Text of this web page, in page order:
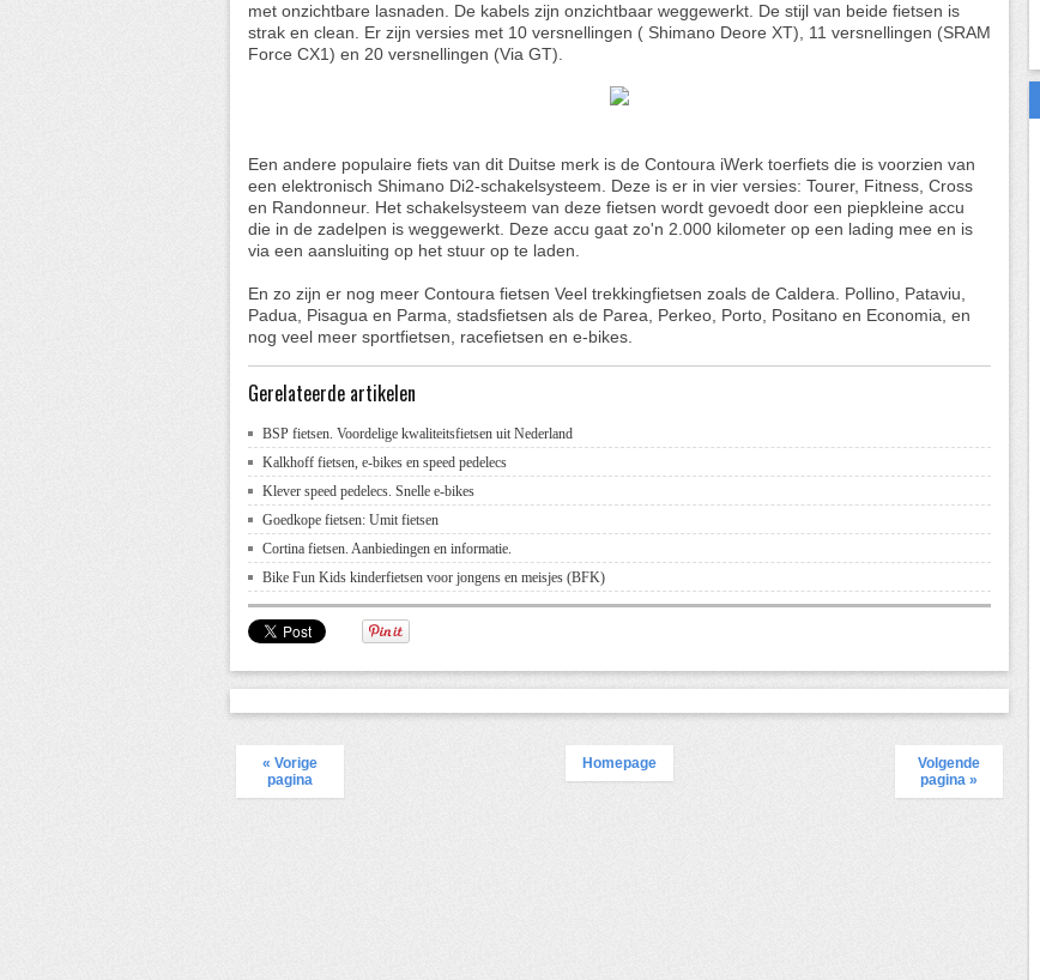
met onzichtbare lasnaden. De kabels zijn onzichtbaar weggewerkt. De stijl van beide fietsen is
strak en clean. Er zijn versies met 10 versnellingen ( Shimano Deore XT), 11 versnellingen (SRAM
Force CX1) en 20 versnellingen (Via GT).
Een andere populaire fiets van dit Duitse merk is de Contoura iWerk toerfiets die is voorzien van
een elektronisch Shimano Di2-schakelsysteem. Deze is er in vier versies: Tourer, Fitness, Cross
en Randonneur. Het schakelsysteem van deze fietsen wordt gevoedt door een piepkleine accu
die in de zadelpen is weggewerkt. Deze accu gaat zo'n 2.000 kilometer op een lading mee en is
via een aansluiting op het stuur op te laden.
En zo zijn er nog meer Contoura fietsen Veel trekkingfietsen zoals de Caldera. Pollino, Pataviu,
Padua, Pisagua en Parma, stadsfietsen als de Parea, Perkeo, Porto, Positano en Economia, en
nog veel meer sportfietsen, racefietsen en e-bikes.
Gerelateerde artikelen
BSP fietsen. Voordelige kwaliteitsfietsen uit Nederland
Kalkhoff fietsen, e-bikes en speed pedelecs
Klever speed pedelecs. Snelle e-bikes
Goedkope fietsen: Umit fietsen
Cortina fietsen. Aanbiedingen en informatie.
Bike Fun Kids kinderfietsen voor jongens en meisjes (BFK)
« Vorige
pagina
Volgende
pagina »
Homepage